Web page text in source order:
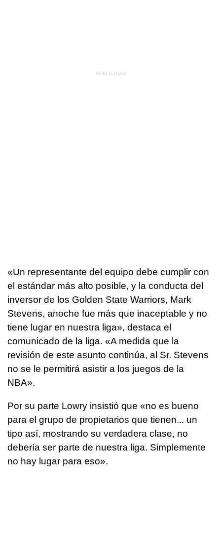
«Un representante del equipo debe cumplir con
el estándar más alto posible, y la conducta del
inversor de los Golden State Warriors, Mark
Stevens, anoche fue más que inaceptable y no
tiene lugar en nuestra liga», destaca el
comunicado de la liga. «A medida que la
revisión de este asunto continúa, al Sr. Stevens
no se le permitirá asistir a los juegos de la
NBA».
Por su parte Lowry insistió que «no es bueno
para el grupo de propietarios que tienen... un
tipo así, mostrando su verdadera clase, no
debería ser parte de nuestra liga. Simplemente
no hay lugar para eso».